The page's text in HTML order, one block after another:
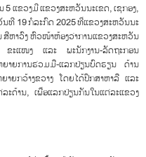
ແຂວງມີ ແຂວງສະຫວັນນະເຂດ, ເຊກອງ,
ທີ 19 ກໍລະກົດ 2025 ທີ່ແຂວງສະຫວັນນະ
ສີຫາວົງ ຫົວໜ້າຫ້ອງວ່າການແຂວງສະຫວັນ
ະແໜງ ແລະ ພະນັກງານ-ລັດຖະກອນ
ຍາຍການຮ່ວມມື-ແລກປ່ຽນບົດຮຽນ ດ້ານ
າຍກວ້າງຂວາງ ໂດຍໄດ້ປຶກສາຫາລື ແລະ
ະດ້ານ, ເພື່ອແລກປ່ຽນກັນໃນແຕ່ລະແຂວງ